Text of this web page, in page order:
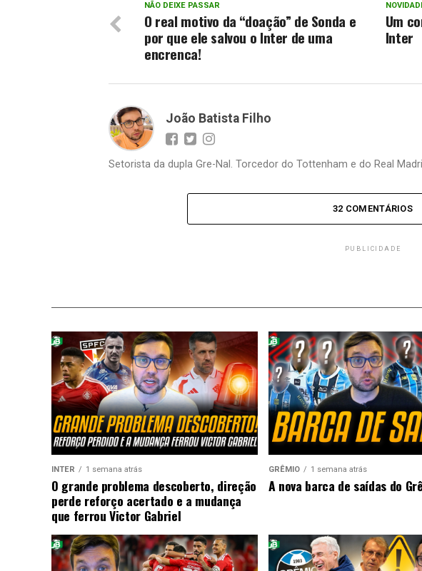
Um
Inter
NÃO DEIXE PASSAR
O real motivo da “doação” de Sonda e
por que ele salvou o Inter de uma
encrenca!
João Batista Filho
Setorista da dupla Gre-Nal. Torcedor do Tottenham e do Real
32 COMENTÁRIOS
PUBLICIDADE
INTER 1 semana atrás
O grande problema descoberto, direção
perde reforço acertado e a mudança
que ferrou Victor Gabriel
GRÊMIO 1 semana atrás
A nova barca de saídas do